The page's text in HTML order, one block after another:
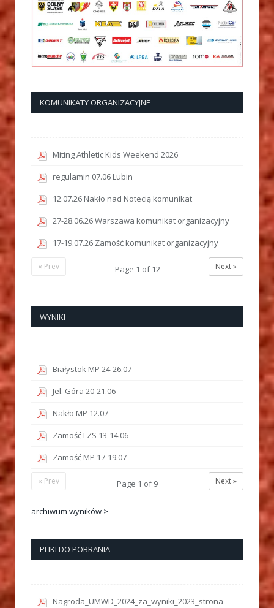
KOMUNIKATY ORGANIZACYJNE
Miting Athletic Kids Weekend 2026
regulamin 07.06 Lubin
12.07.26 Nakło nad Notecią komunikat
27-28.06.26 Warszawa komunikat organizacyjny
17-19.07.26 Zamość komunikat organizacyjny
Next »
Page 1 of12
« Prev
WYNIKI
Białystok MP 24-26.07
Jel. Góra 20-21.06
Nakło MP 12.07
Zamość LZS 13-14.06
Zamość MP 17-19.07
Next »
Page 1 of9
« Prev
archiwum wyników >
PLIKI DO POBRANIA
Nagroda_UMWD_2024_za_wyniki_2023_strona